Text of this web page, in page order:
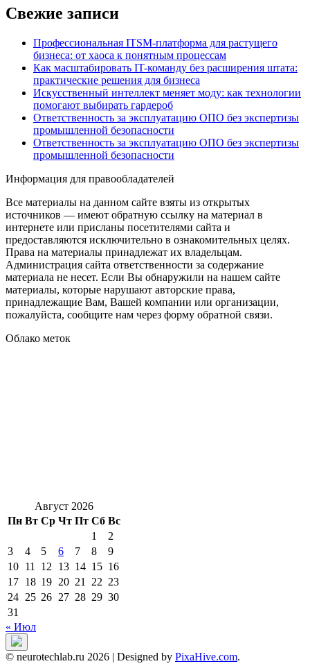
Свежие записи
Профессиональная ITSM-платформа для растущего
бизнеса: от хаоса к понятным процессам
Как масштабировать IT-команду без расширения штата:
практические решения для бизнеса
Искусственный интеллект меняет моду: как технологии
помогают выбирать гардероб
Ответственность за эксплуатацию ОПО без экспертизы
промышленной безопасности
Ответственность за эксплуатацию ОПО без экспертизы
промышленной безопасности
Информация для правообладателей
Все материалы на данном сайте взяты из открытых
источников — имеют обратную ссылку на материал в
интернете или присланы посетителями сайта и
предоставляются исключительно в ознакомительных целях.
Права на материалы принадлежат их владельцам.
Администрация сайта ответственности за содержание
материала не несет. Если Вы обнаружили на нашем сайте
материалы, которые нарушают авторские права,
принадлежащие Вам, Вашей компании или организации,
пожалуйста, сообщите нам через форму обратной связи.
Облако меток
Август 2026
Пн Вт Ср Чт Пт Сб Вс
1
2
3
4 5 6 7 8
9
10 11 12 13 14 15 16
17 18 19 20 21 22 23
24 25 26 27 28 29 30
31
« Июл
© neurotechlab.ru 2026 | Designed by PixaHive.com.